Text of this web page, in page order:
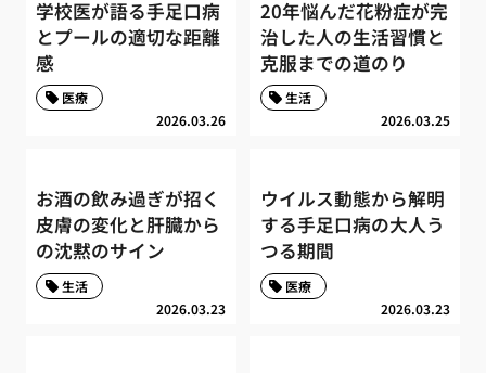
学校医が語る手足口病
とプールの適切な距離
感
2026.03.26
医療
20年悩んだ花粉症が完
治した人の生活習慣と
克服までの道のり
2026.03.25
生活
お酒の飲み過ぎが招く
皮膚の変化と肝臓から
の沈黙のサイン
2026.03.23
生活
ウイルス動態から解明
する手足口病の大人う
つる期間
2026.03.23
医療